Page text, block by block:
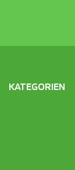
KATEGORIEN